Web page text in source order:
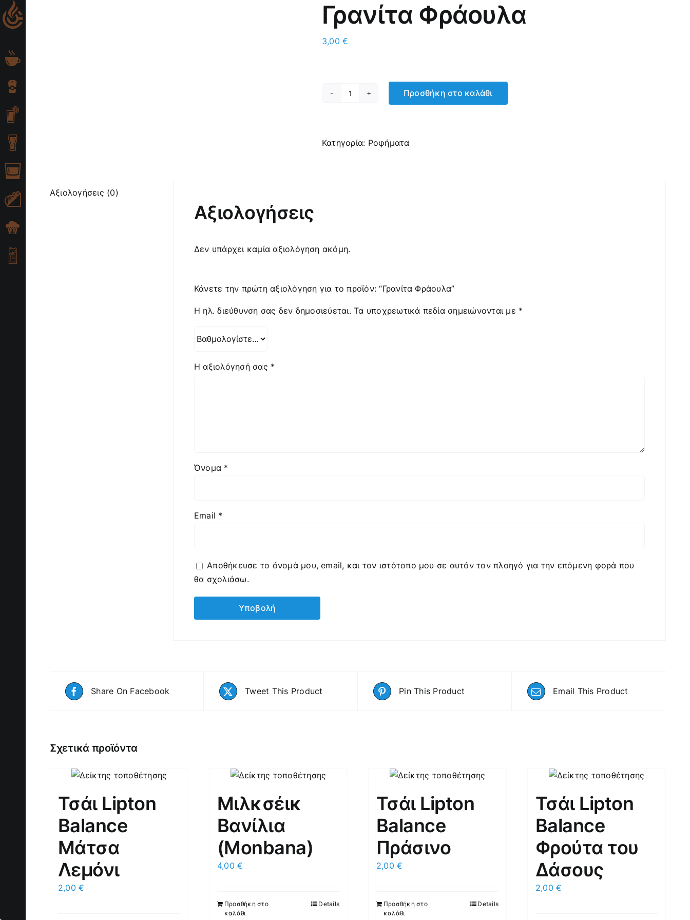
Skip
to
Γρανίτα Φράουλα
3,00€
Γρανίτα
Προσθήκη στο καλάθι
Κατηγορία: Ροφήματα
Αξιολογήσεις (0)
Αξιολογήσεις
Δεν υπάρχει καμία αξιολόγηση ακόμη.
Κάνετε την πρώτη αξιολόγηση για το προϊόν: “Γρανίτα Φράουλα”
Η ηλ. διεύθυνση σας δεν δημοσιεύεται. Τα υποχρεωτικά πεδία σημειώνονται με *
Η αξιολόγησή σας *
Όνομα *
Email *
Αποθήκευσε το όνομά μου, email, και τον ιστότοπο μου σε αυτόν τον πλοηγό για την επόμενη φορά που
θα σχολιάσω.
Share On Facebook Tweet This Product Pin This Product Email This Product
Σχετικά προϊόντα
Τσάι Lipton
Balance
Μάτσα
Λεμόνι
2,00€
Μιλκσέικ
Βανίλια
(Μonbana)
4,00€
Προσθήκη στο
καλάθι
Details
Τσάι Lipton
Balance
Πράσινο
2,00€
Προσθήκη στο
καλάθι
Details
Τσάι Lipton
Balance
Φρούτα του
Δάσους
2,00€